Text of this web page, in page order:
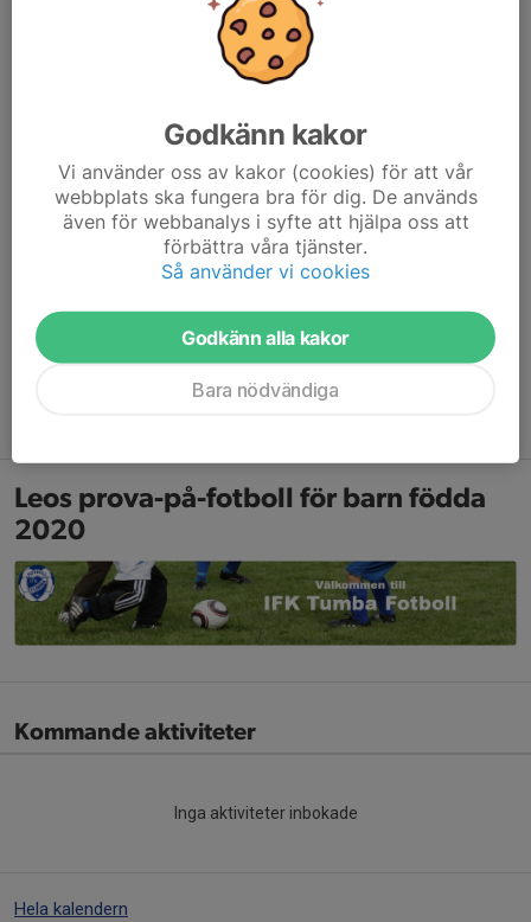
Torsdag 28/5. Kl18.30
Torsdag 4/6. Kl18.30
BRA ATT HA MED SIG:
Fotbollsskor, benskydd
Kläder efter väder
Vattenflaska
Leos prova-på-fotboll för barn födda
2020
Kommande aktiviteter
Inga aktiviteter inbokade
Hela kalendern
Godkänn kakor
Vi använder oss av kakor (cookies) för att vår
webbplats ska fungera bra för dig. De används
även för webbanalys i syfte att hjälpa oss att
förbättra våra tjänster.
Så använder vi cookies
Godkänn alla kakor
Bara nödvändiga